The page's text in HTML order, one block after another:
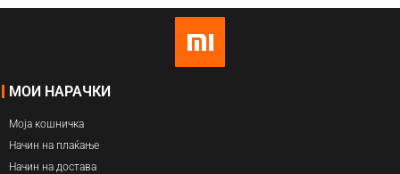
МОИ НАРАЧКИ
Моја кошничка
Начин на плаќање
Начин на достава